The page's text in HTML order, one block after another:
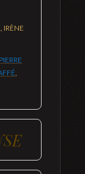
IRÈNE
PIERRE
,